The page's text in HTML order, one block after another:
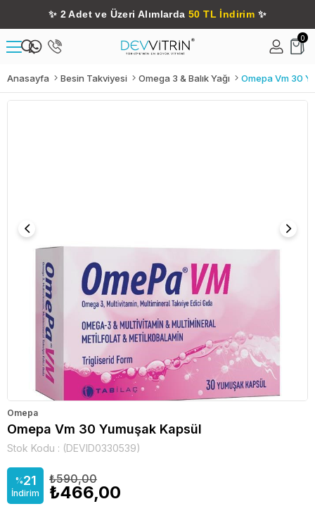
✨ 2 Adet ve Üzeri Alımlarda 50 TL İndirim ✨
0
Anasayfa Besin Takviyesi Omega 3 & Balık Yağı Omepa Vm 30
Omepa
Omepa Vm 30 Yumuşak Kapsül
Stok Kodu (DEVID0330539)
%21
İndirim
₺590,00
₺466,00